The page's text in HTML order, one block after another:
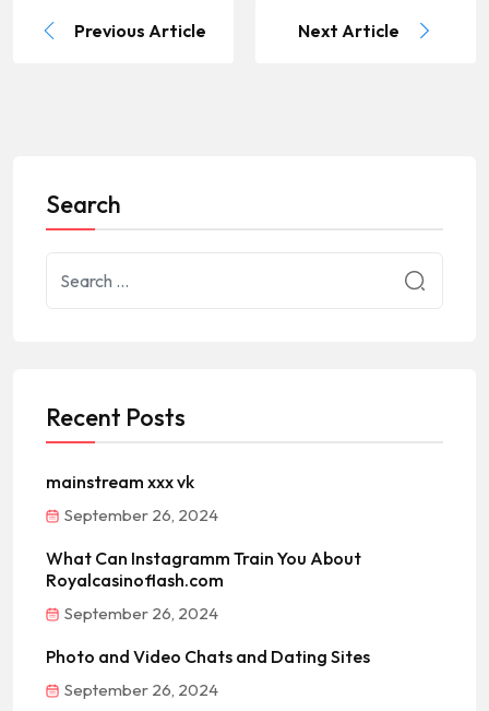
Previous Article Next Article
Search
Recent Posts
mainstream xxx vk
September 26, 2024
What Can Instagramm Train You About
Royalcasinoflash.com
September 26, 2024
Photo and Video Chats and Dating Sites
September 26, 2024